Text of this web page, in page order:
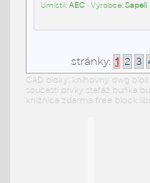
Umístil:AEC• Výrobce:Sapeli
stránky: 1 2 3
CAD bloky: knihovny dwg
součásti prvky stafáž buňka
knižnica zdarma free block